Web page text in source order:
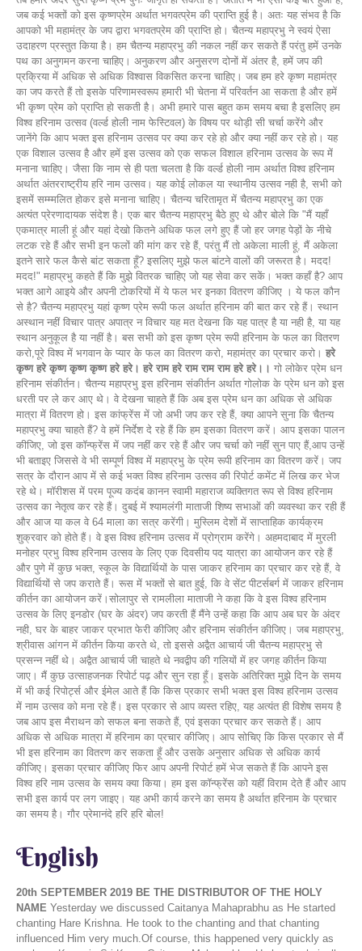
जब कई भक्तों को इस कृष्णप्रेम अर्थात भगवत्प्रेम की प्राप्ति हुई है। अतः यह संभव है कि
आपको भी महामंत्र के जप द्वारा भगवतप्रेम की प्राप्ति हो। चैतन्य महाप्रभु ने स्वयं ऐसा
उदाहरण प्रस्तुत किया है। हम चैतन्य महाप्रभु की नकल नहीं कर सकते हैं परंतु हमें उनके
पथ का अनुगमन करना चाहिए। अनुकरण और अनुसरण दोनों में अंतर है, हमें जप की
प्रक्रिया में अधिक से अधिक विश्वास विकसित करना चाहिए। जब हम हरे कृष्ण महामंत्र
का जप करते हैं तो इसके परिणामस्वरूप हमारी भी चेतना में परिवर्तन आ सकता है और हमें
भी कृष्ण प्रेम को प्राप्ति हो सकती है। अभी हमारे पास बहुत कम समय बचा है इसलिए हम
विश्व हरिनाम उत्सव (वर्ल्ड होली नाम फेस्टिवल) के विषय पर थोड़ी सी चर्चा करेंगे और
जानेंगे कि आप भक्त इस हरिनाम उत्सव पर क्या कर रहे हो और क्या नहीं कर रहे हो। यह
एक विशाल उत्सव है और हमें इस उत्सव को एक सफल विशाल हरिनाम उत्सव के रूप में
मनाना चाहिए। जैसा कि नाम से ही पता चलता है कि वर्ल्ड होली नाम अर्थात विश्व हरिनाम
अर्थात अंतरराष्ट्रीय हरि नाम उत्सव। यह कोई लोकल या स्थानीय उत्सव नही है, सभी को
इसमें सम्म्मलित होकर इसे मनाना चाहिए। चैतन्य चरितामृत में चैतन्य महाप्रभु का एक
अत्यंत प्रेरणादायक संदेश है। एक बार चैतन्य महाप्रभु बैठे हुए थे और बोले कि "मैं यहाँ
एकमात्र माली हूं और यहां देखो कितने अधिक फल लगे हुए हैं जो हर जगह पेड़ों के नीचे
लटक रहे हैं और सभी इन फलों की मांग कर रहे हैं, परंतु मैं तो अकेला माली हूं, मैं अकेला
इतने सारे फल कैसे बांट सकता हूँ? इसलिए मुझे फल बांटने वालों की जरूरत है। मदद!
मदद!" महाप्रभु कहते हैं कि मुझे वितरक चाहिए जो यह सेवा कर सकें। भक्त कहाँ है? आप
भक्त आगे आइये और अपनी टोकरियों में ये फल भर इनका वितरण कीजिए । ये फल कौन
से है? चैतन्य महाप्रभु यहां कृष्ण प्रेम रूपी फल अर्थात हरिनाम की बात कर रहे हैं। स्थान
अस्थान नहीं विचार पात्र अपात्र न विचार यह मत देखना कि यह पात्र है या नही है, या यह
स्थान अनुकूल है या नहीं है। बस सभी को इस कृष्ण प्रेम रूपी हरिनाम के फल का वितरण
करो,पूरे विश्व में भगवान के प्यार के फल का वितरण करो, महामंत्र का प्रचार करो। हरे
कृष्ण हरे कृष्ण कृष्ण कृष्ण हरे हरे। हरे राम हरे राम राम राम हरे हरे।। गो लोकेर प्रेम धन
हरिनाम संकीर्तन। चैतन्य महाप्रभु इस हरिनाम संकीर्तन अर्थात गोलोक के प्रेम धन को इस
धरती पर ले कर आए थे। वे देखना चाहते हैं कि अब इस प्रेम धन का अधिक से अधिक
मात्रा में वितरण हो। इस कांफ्रेंस में जो अभी जप कर रहे हैं, क्या आपने सुना कि चैतन्य
महाप्रभु क्या चाहते हैं? वे हमें निर्देश दे रहे हैं कि हम इसका वितरण करें। आप इसका पालन
कीजिए, जो इस कॉन्फ्रेंस में जप नहीं कर रहे हैं और जप चर्चा को नहीं सुन पाए हैं,आप उन्हें
भी बताइए जिससे वे भी सम्पूर्ण विश्व में महाप्रभु के प्रेम रूपी हरिनाम का वितरण करें। जप
सत्र के दौरान आप में से कई भक्त विश्व हरिनाम उत्सव की रिपोर्ट कमेंट में लिख कर भेज
रहे थे। मॉरीशस में परम पूज्य कदंब कानन स्वामी महाराज व्यक्तिगत रूप से विश्व हरिनाम
उत्सव का नेतृत्व कर रहे हैं। दुबई में श्यामलंगी माताजी शिष्य सभाओं की व्यवस्था कर रही हैं
और आज या कल वे 64 माला का सत्र करेंगी। मुस्लिम देशों में साप्ताहिक कार्यक्रम
शुक्रवार को होते हैं। वे इस विश्व हरिनाम उत्सव में प्रोग्राम करेंगे। अहमदाबाद में मुरली
मनोहर प्रभु विश्व हरिनाम उत्सव के लिए एक दिवसीय पद यात्रा का आयोजन कर रहे हैं
और पुणे में कुछ भक्त, स्कूल के विद्यार्थियों के पास जाकर हरिनाम का प्रचार कर रहे हैं, वे
विद्यार्थियों से जप कराते हैं। रूस में भक्तों से बात हुई, कि वे सेंट पीटर्सबर्ग में जाकर हरिनाम
कीर्तन का आयोजन करें।सोलापुर से रामलीला माताजी ने कहा कि वे इस विश्व हरिनाम
उत्सव के लिए इनडोर (घर के अंदर) जप करती हैं मैंने उन्हें कहा कि आप अब घर के अंदर
नही, घर के बाहर जाकर प्रभात फेरी कीजिए और हरिनाम संकीर्तन कीजिए। जब महाप्रभु,
श्रीवास आंगन में कीर्तन किया करते थे, तो इससे अद्वैत आचार्य जी चैतन्य महाप्रभु से
प्रसन्न नहीं थे। अद्वैत आचार्य जी चाहते थे नवद्वीप की गलियों में हर जगह कीर्तन किया
जाए। मैं कुछ उत्साहजनक रिपोर्ट पढ़ और सुन रहा हूँ। इसके अतिरिक्त मुझे दिन के समय
में भी कई रिपोर्ट्स और ईमेल आते हैं कि किस प्रकार सभी भक्त इस विश्व हरिनाम उत्सव
में नाम उत्सव को मना रहे हैं। इस प्रकार से आप व्यस्त रहिए, यह अत्यंत ही विशेष समय है
जब आप इस मैराथन को सफल बना सकते हैं, एवं इसका प्रचार कर सकते हैं। आप
अधिक से अधिक मात्रा में हरिनाम का प्रचार कीजिए। आप सोचिए कि किस प्रकार से मैं
भी इस हरिनाम का वितरण कर सकता हूँ और उसके अनुसार अधिक से अधिक कार्य
कीजिए। इसका प्रचार कीजिए फिर आप अपनी रिपोर्ट हमें भेज सकते हैं कि आपने इस
विश्व हरि नाम उत्सव के समय क्या किया। हम इस कॉन्फ्रेंस को यहीं विराम देते हैं और आप
सभी इस कार्य पर लग जाइए। यह अभी कार्य करने का समय है अर्थात हरिनाम के प्रचार
का समय है। गौर प्रेमानंदे हरि हरि बोल!
English
20th SEPTEMBER 2019 BE THE DISTRIBUTOR OF THE HOLY
NAME Yesterday we discussed Caitanya Mahaprabhu as He started
chanting Hare Krishna. He took to the chanting and that chanting
influenced Him very much.Of course, this happened very quickly as